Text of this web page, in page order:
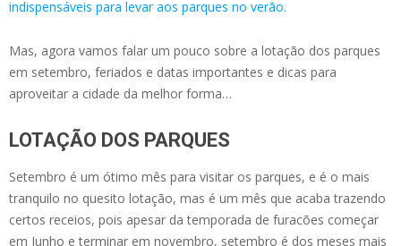
indispensáveis para levar aos parques no verão.
Mas, agora vamos falar um pouco sobre a lotação dos parques
em setembro, feriados e datas importantes e dicas para
aproveitar a cidade da melhor forma…
LOTAÇÃO DOS PARQUES
Setembro é um ótimo mês para visitar os parques, e é o mais
tranquilo no quesito lotação, mas é um mês que acaba trazendo
certos receios, pois apesar da temporada de furacões começar
em Junho e terminar em novembro, setembro é dos meses mais